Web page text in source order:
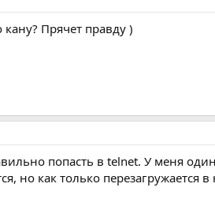
Прячет правду )
попасть в telnet. У меня
но как только